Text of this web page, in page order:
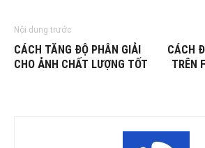
Nội dung trước
CÁCH TĂNG ĐỘ PHÂN GIẢI
CHO ẢNH CHẤT LƯỢNG TỐT
CÁCH
TRÊN